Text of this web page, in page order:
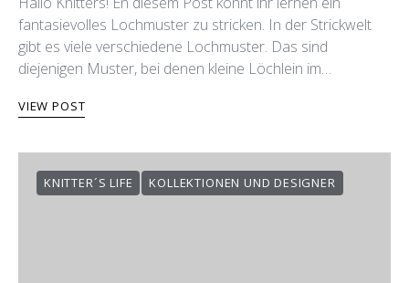
fantasievolles Lochmuster zu stricken. In der Strickwelt
gibt es viele verschiedene Lochmuster. Das sind
diejenigen Muster, bei denen kleine Löchlein im…
VIEW POST
KNITTER´S LIFE KOLLEKTIONEN UND DESIGNER